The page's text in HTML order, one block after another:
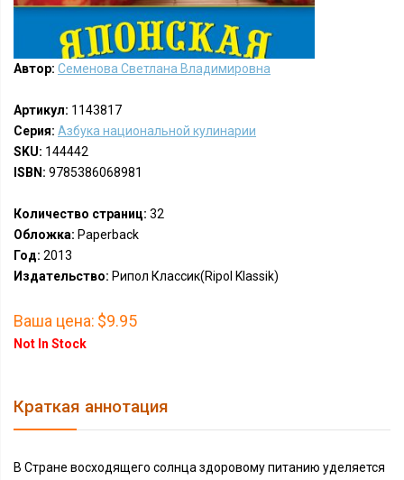
Автор: Семенова Светлана Владимировна
Артикул: 1143817
Серия: Азбука национальной кулинарии
SKU: 144442
ISBN: 9785386068981
Количество страниц: 32
Обложка: Paperback
Год: 2013
Издательство: Рипол Классик(Ripol Klassik)
Ваша цена: $9.95
Not In Stock
Краткая аннотация
В Стране восходящего солнца здоровому питанию уделяется